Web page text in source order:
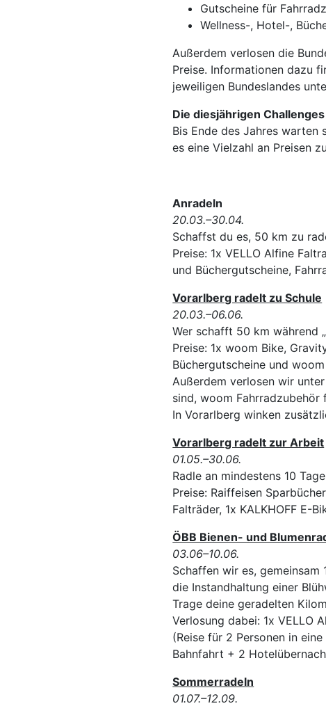
Gutscheine für
Wellness-, Hotel-,
Außerdem verlosen die
Preise. Informationen dazu
jeweiligen Bundeslandes
Die diesjährigen
Bis Ende des Jahres warten
es eine Vielzahl an Preisen
Anradeln
20.03.–30.04.
Schaffst du es, 50 km zu
Preise: 1x VELLO Alfine
und Büchergutscheine,
Vorarlberg radelt zu Schule
20.03.–06.06.
Wer schafft 50 km während
Preise: 1x woom Bike,
Büchergutscheine und
Außerdem verlosen wir
sind, woom Fahrradzubehör
In Vorarlberg winken
Vorarlberg radelt zur Arbeit
01.05.–30.06.
Radle an mindestens 10
Preise: Raiffeisen
Falträder, 1x KALKHOFF E-
ÖBB Bienen- und
03.06–10.06.
Schaffen wir es,
die Instandhaltung einer
Trage deine geradelten
Verlosung dabei: 1x VELLO
(Reise für 2 Personen in
Bahnfahrt + 2
Sommerradeln
01.07.–12.09.